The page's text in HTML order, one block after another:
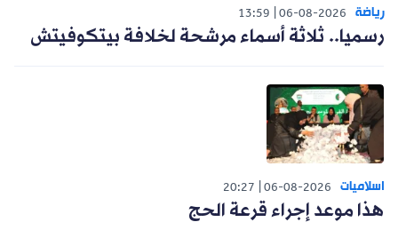
رياضة 06-08-2026
13:59
رسميا.. ثلاثة أسماء مرشحة لخلافة بيتكوفيتش
اسلاميات 06-08-2026
20:27
هذا موعد إجراء قرعة الحج